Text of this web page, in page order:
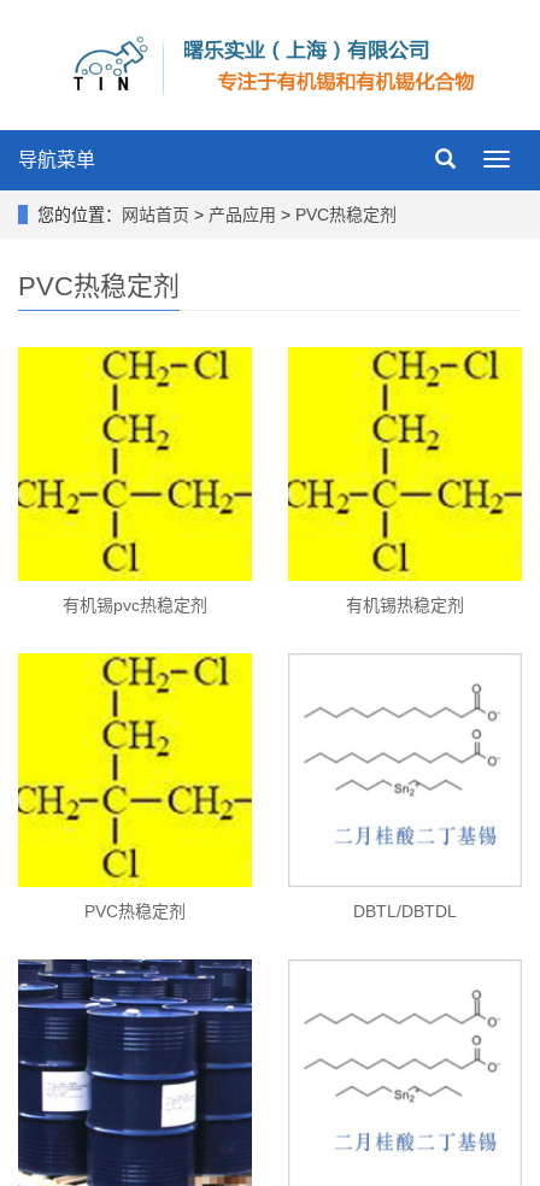
导航菜单
您的位置： 网站首页 > 产品应用 > PVC热稳定剂
PVC热稳定剂
有机锡pvc热稳定剂 有机锡热稳定剂
PVC热稳定剂 DBTL/DBTDL